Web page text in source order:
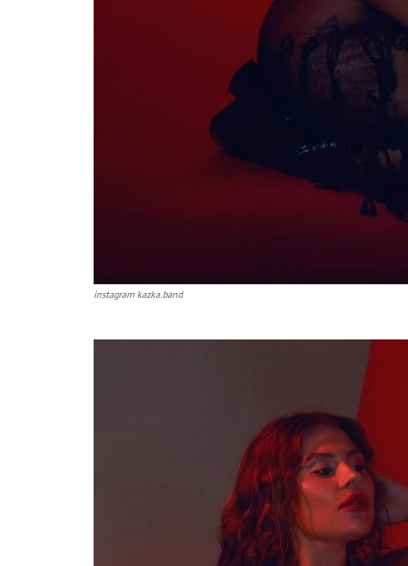
instagram kazka.band